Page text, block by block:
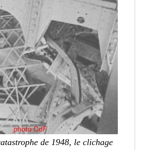
de 1948, le clichage